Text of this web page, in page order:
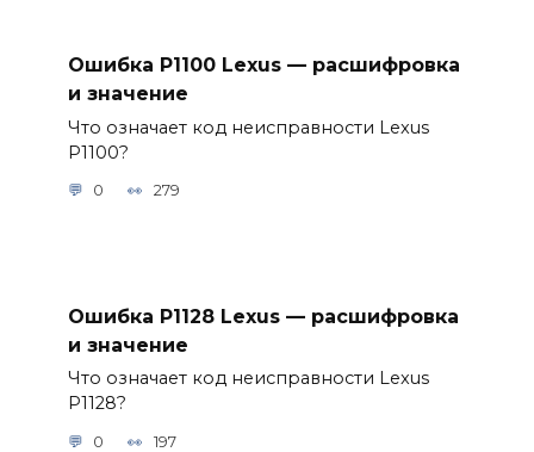
Ошибка P1100 Lexus — расшифровка
и значение
Что означает код неисправности Lexus
P1100?
0 279
Ошибка P1128 Lexus — расшифровка
и значение
Что означает код неисправности Lexus
P1128?
0 197